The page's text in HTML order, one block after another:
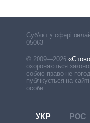
Cуб'єкт у сфері
05063
© 2009—2026 «Слово
охороняються
собою право не
публікується на
особи.
УКР РОС